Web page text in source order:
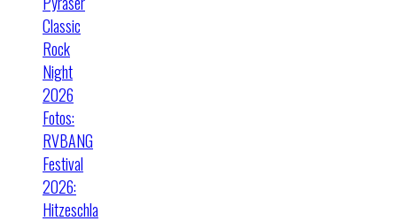
Classic
Rock
Night
2026
Fotos:
RVBANG
Festival
2026:
Hitzeschla